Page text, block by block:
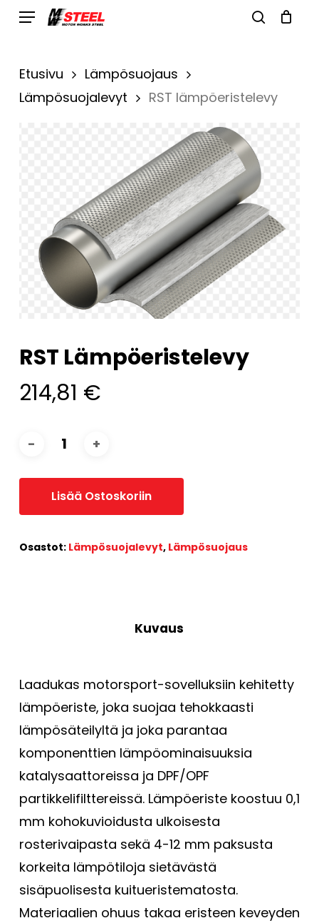
Skip
content
Menu
Etusivu
Lämpösuojaus
Lämpösuojalevyt
RST lämpöeristelevy
RST Lämpöeristelevy
214,81 €
Lisää Ostoskoriin
Osastot: Lämpösuojalevyt, Lämpösuojaus
Kuvaus
Laadukas motorsport-sovelluksiin kehitetty
lämpöeriste, joka suojaa tehokkaasti
lämpösäteilyltä ja joka parantaa
komponenttien lämpöominaisuuksia
katalysaattoreissa ja DPF/OPF
partikkelifilttereissä. Lämpöeriste koostuu 0,1
mm kohokuvioidusta ulkoisesta
rosterivaipasta sekä 4-12 mm paksusta
korkeita lämpötiloja sietävästä
sisäpuolisesta kuitueristematosta.
Materiaalien ohuus takaa eristeen keveyden